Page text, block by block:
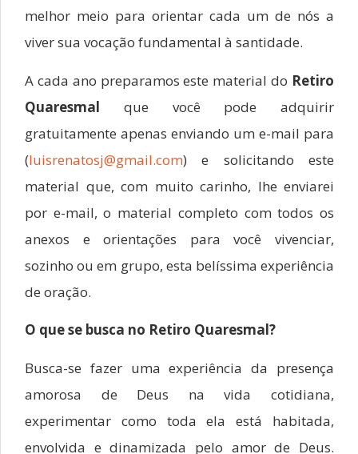
melhor meio para orientar cada um de nós a
viver sua vocação fundamental à santidade.
A cada ano preparamos este material do Retiro
Quaresmal que você pode adquirir
gratuitamente apenas enviando um e-mail para
(luisrenatosj@gmail.com) e solicitando este
material que, com muito carinho, lhe enviarei
por e-mail, o material completo com todos os
anexos e orientações para você vivenciar,
sozinho ou em grupo, esta belíssima experiência
de oração.
O que se busca no Retiro Quaresmal?
Busca-se fazer uma experiência da presença
amorosa de Deus na vida cotidiana,
experimentar como toda ela está habitada,
envolvida e dinamizada pelo amor de Deus.